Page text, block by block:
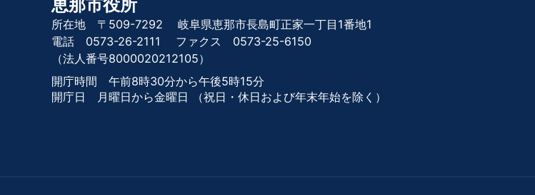
恵那市役所
所在地 〒509-7292
岐阜県恵那市長島町正家一丁目1番地1
電話 0573-26-2111
ファクス 0573-25-6150
（法人番号8000020212105）
開庁時間 午前8時30分から午後5時15分
開庁日 月曜日から金曜日
（祝日・休日および年末年始を除く）